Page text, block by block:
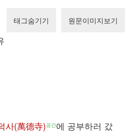
태그숨기기 원문이미지보기
사(萬德寺)공간에 공부하러 갔